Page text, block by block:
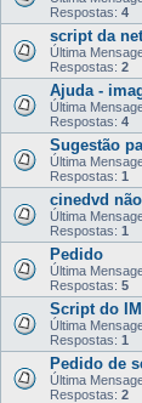
Respostas: 4
script da
Última
Respostas: 2
Ajuda -
Última
Respostas: 4
Sugestão
Última
Respostas: 1
cinedvd
Última
Respostas: 1
Pedido
Última
Respostas: 5
Script do
Última
Respostas: 1
Pedido de
Última
Respostas: 2